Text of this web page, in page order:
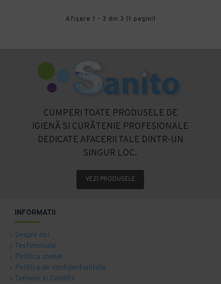
Afişare 1 - 3 din 3 (1 pagini)
CUMPERI TOATE PRODUSELE DE
IGIENĂ SI CURĂTENIE PROFESIONALE
DEDICATE AFACERII TALE DINTR-UN
SINGUR LOC.
VEZI PRODUSELE
INFORMATII
Despre noi
Testimoniale
Politica cookie
Politica de confidentialitate
Termeni si Conditii